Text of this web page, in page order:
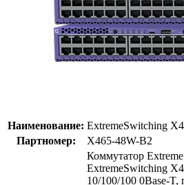
Наименование: ExtremeSwitching
Партномер:
X465-48W-B2
Коммутатор
ExtremeSwitching
10/100/100 0Base-